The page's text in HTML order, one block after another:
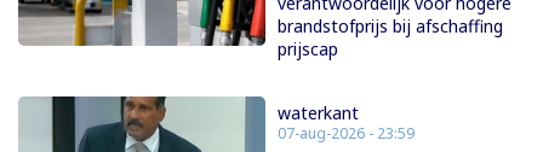
brandstofprijs bij afschaffing
prijscap
waterkant
07-aug-2026 - 23:59